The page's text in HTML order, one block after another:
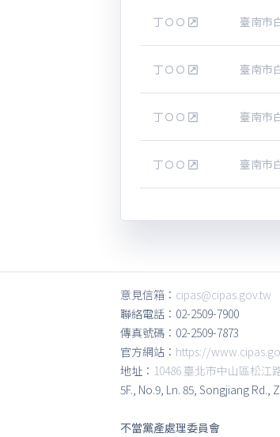
丁ＯＯ 臺南市
丁ＯＯ 臺南市
丁ＯＯ 臺南市
丁ＯＯ 臺南市
意見信箱： cipas@cipas.gov.tw
聯絡電話：02-2509-7900
傳真號碼：02-2509-7873
官方網站： https://
地址： 10486 臺北市中山區松江
5F., No.9, Ln. 85, Songjiang Rd.,
不當黨產處理委員會